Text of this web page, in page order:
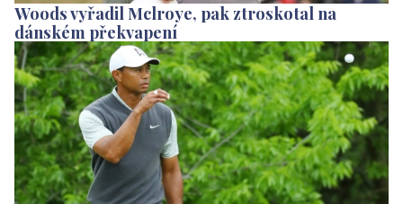
Woods vyřadil Mclroye, pak ztroskotal na
dánském překvapení